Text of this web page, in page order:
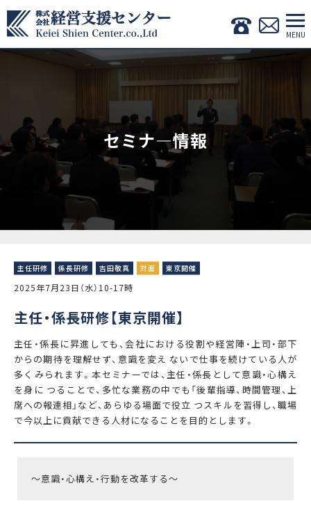
セミナ―情報
主任研修 係長研修 吉田敬真 対面 東京開催
2025年7月23日（水）10-17時
主任・係長研修【東京開催】
主任・係長に昇進しても、会社における役割や経営陣・上司・部下
からの期待を理解せず、意識を変え ないで仕事を続けている人が
多くみられます。本セミナーでは、主任・係長として意識・心構え
を身に つることで、多忙な業務の中でも「後輩指導、時間管理、上
席への報連相」など、あらゆる場面で役立 つスキルを習得し、職場
で今以上に貢献できる人材になることを目的とします。
～意識・心構え・行動を改革する～